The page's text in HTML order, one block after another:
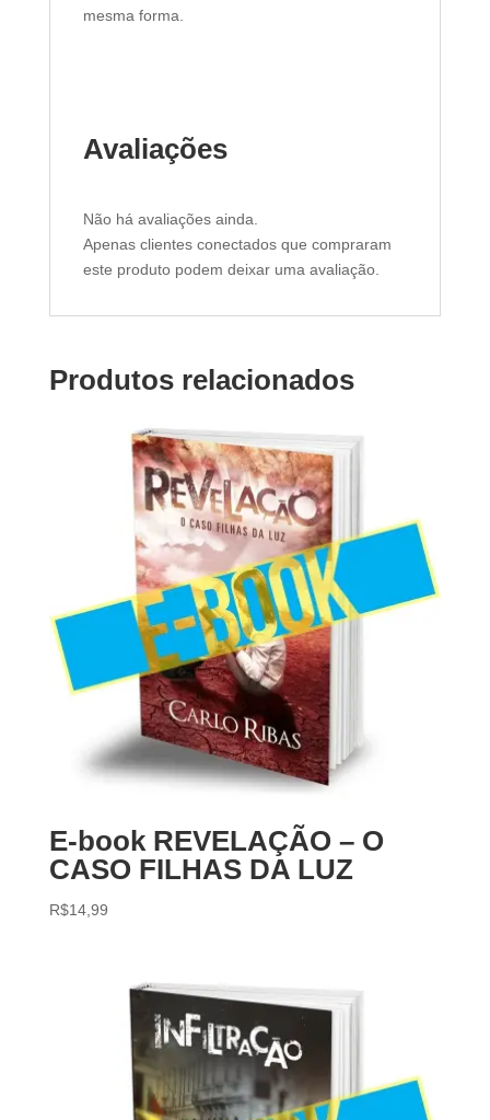
mesma forma.
Avaliações
Não há avaliações ainda.
Apenas clientes conectados que compraram
este produto podem deixar uma avaliação.
Produtos relacionados
E-book REVELAÇÃO – O
CASO FILHAS DA LUZ
R$14,99